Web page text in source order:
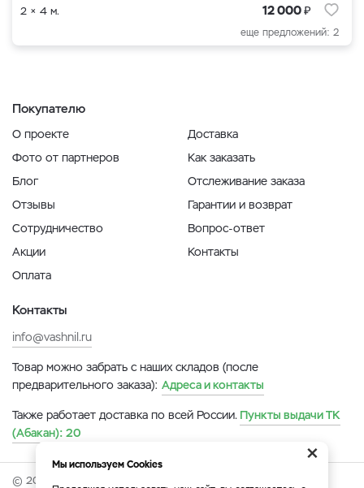
2 × 4 м. 12 000₽
еще предложений: 2
Покупателю
О проекте
Фото от партнеров
Блог
Отзывы
Сотрудничество
Акции
Оплата
Доставка
Как заказать
Отслеживание заказа
Гарантии и возврат
Вопрос-ответ
Контакты
Контакты
info@vashnil.ru
Товар можно забрать с наших складов (после
предварительного заказа): Адреса и контакты
Также работает доставка по всей России. Пункты выдачи ТК
(Абакан): 20
© 2026 Онлайн-ярмарка ВАСХНиЛ.
×
Мы используем Cookies